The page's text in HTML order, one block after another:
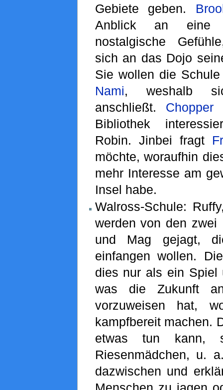
Gebiete geben.
Anblick an eine
nostalgische
sich an das Dojo
Sie wollen die
Nami, weshalb
anschließt. Chopper
Bibliothek
Robin. Jinbei fragt
möchte, woraufhin
mehr Interesse am
Insel habe.
Walross-Schule:
werden von den zwei
und Mag gejagt,
einfangen wollen.
dies nur als ein Spiel
was die Zukunft an
vorzuweisen hat,
kampfbereit machen.
etwas tun kann,
Riesenmädchen, u.
dazwischen und